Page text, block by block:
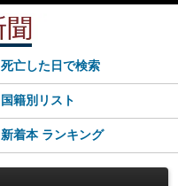
死亡した日で検索
国籍別リスト
新着本 ランキング